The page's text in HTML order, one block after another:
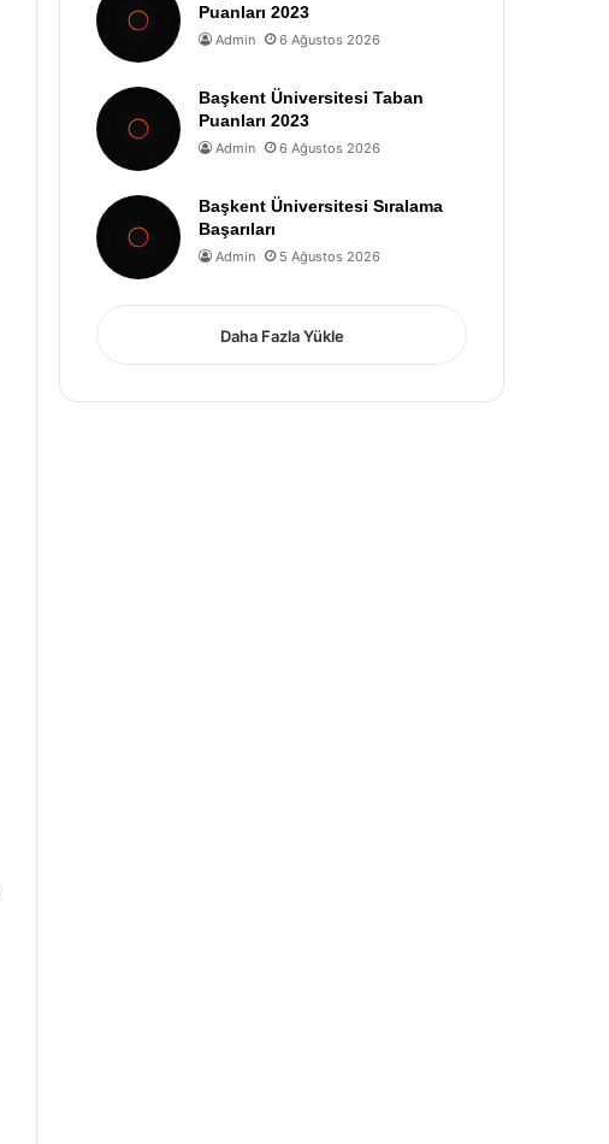
Puanları 2023
Admin 6 Ağustos 2026
Başkent Üniversitesi Taban
Puanları 2023
Admin 6 Ağustos 2026
Başkent Üniversitesi Sıralama
Başarıları
Admin 5 Ağustos 2026
Daha Fazla Yükle